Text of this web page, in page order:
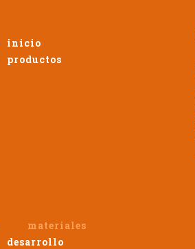
inicio
productos
materiales
desarrollo